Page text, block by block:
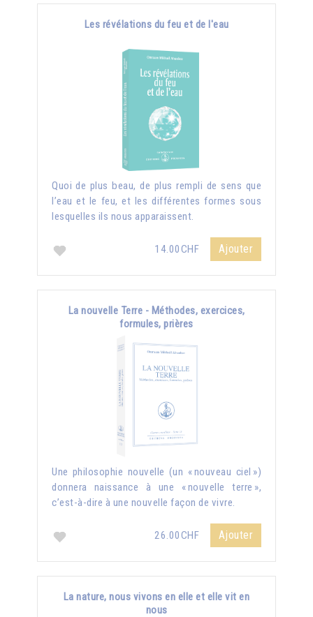
Les révélations du feu et de l'eau
Quoi de plus beau, de plus rempli de sens que
l’eau et le feu, et les différentes formes sous
lesquelles ils nous apparaissent.
14.00CHF Ajouter
La nouvelle Terre - Méthodes, exercices,
formules, prières
Une philosophie nouvelle (un « nouveau ciel »)
donnera naissance à une « nouvelle terre »,
c’est-à-dire à une nouvelle façon de vivre.
26.00CHF Ajouter
La nature, nous vivons en elle et elle vit en
nous